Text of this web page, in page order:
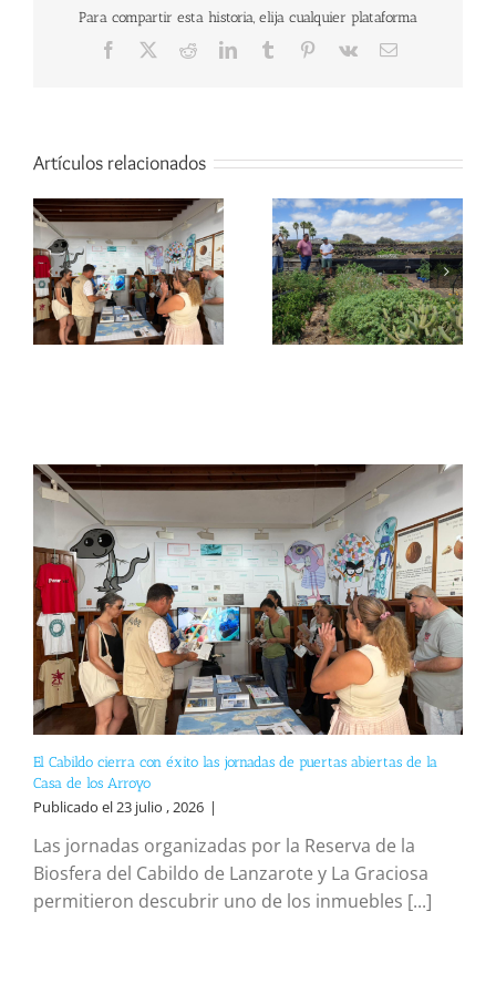
Para compartir esta historia, elija cualquier plataforma
Facebook RedditLinkedInTumblr Pinterest
Vk
Correo
Artículos relacionados
El Cabildo cierra con éxito las jornadas de puertas abiertas de la
Casa de los Arroyo
Publicado el 23 julio , 2026 |
Las jornadas organizadas por la Reserva de la
Biosfera del Cabildo de Lanzarote y La Graciosa
permitieron descubrir uno de los inmuebles [...]